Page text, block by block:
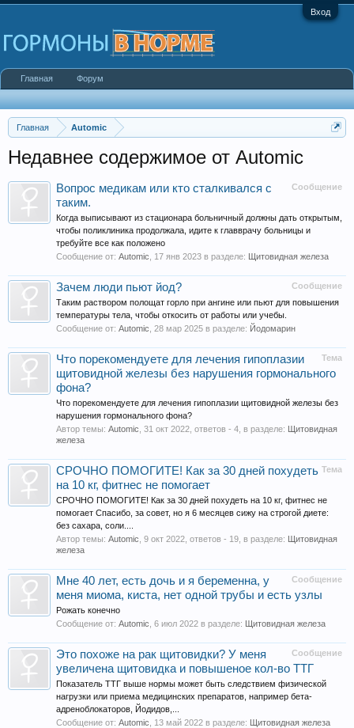
Вход
Главная Automic
Недавнее содержимое от Automic
Сообщение
Вопрос медикам или кто сталкивался с
таким.
Когда выписывают из стационара больничный должны дать открытым,
чтобы поликлиника продолжала, идите к главврачу больницы и
требуйте все как положено
Сообщение от: Automic 17 янв 2023 в разделе: Щитовидная железа
Сообщение
Зачем люди пьют йод?
Таким раствором полощат горло при ангине или пьют для повышения
температуры тела, чтобы откосить от работы или учебы.
Сообщение от: Automic 28 мар 2025 в разделе: Йодомарин
Тема
Что порекомендуете для лечения гипоплазии
щитовидной железы без нарушения гормонального
фона?
Что порекомендуете для лечения гипоплазии щитовидной железы без
нарушения гормонального фона?
Автор темы: Automic 31 окт 2022 , ответов - 4, в разделе: Щитовидная
железа
Тема
СРОЧНО ПОМОГИТЕ! Как за 30 дней похудеть
на 10 кг, фитнес не помогает
СРОЧНО ПОМОГИТЕ! Как за 30 дней похудеть на 10 кг, фитнес не
помогает Спасибо, за совет, но я 6 месяцев сижу на строгой диете:
без сахара, соли....
Автор темы: Automic 9 окт 2022 , ответов - 19, в разделе: Щитовидная
железа
Сообщение
Мне 40 лет, есть дочь и я беременна, у
меня миома, киста, нет одной трубы и есть узлы
Рожать конечно
Сообщение от: Automic 6 июл 2022 в разделе: Щитовидная железа
Сообщение
Это похоже на рак щитовидки? У меня
увеличена щитовидка и повышеное кол-во ТТГ
Показатель ТТГ выше нормы может быть следствием физической
нагрузки или приема медицинских препаратов, например бета-
адреноблокаторов, Йодидов,...
Сообщение от: Automic 13 май 2022 в разделе: Щитовидная железа
Главная Форум